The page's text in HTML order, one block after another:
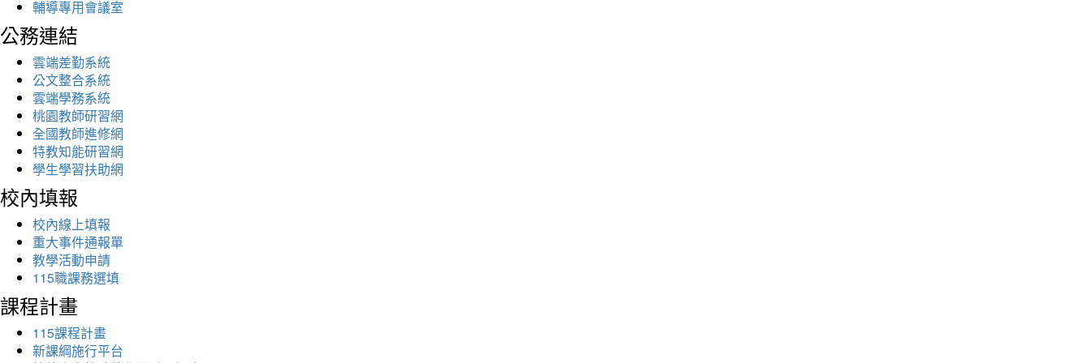
輔導專用會議室
公務連結
雲端差勤系統
公文整合系統
雲端學務系統
桃園教師研習網
全國教師進修網
特教知能研習網
學生學習扶助網
校內填報
校內線上填報
重大事件通報單
教學活動申請
115職課務選填
課程計畫
115課程計畫
新課綱施行平台